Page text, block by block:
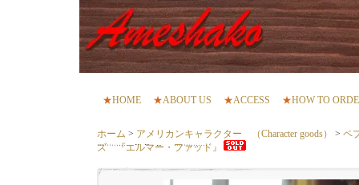
★HOME ★ABOUT US ★ACCESS ★HOW TO
ホーム > アメリカンキャラクター （Character goods） > ペ
ズ 『エルマー・ファッド』